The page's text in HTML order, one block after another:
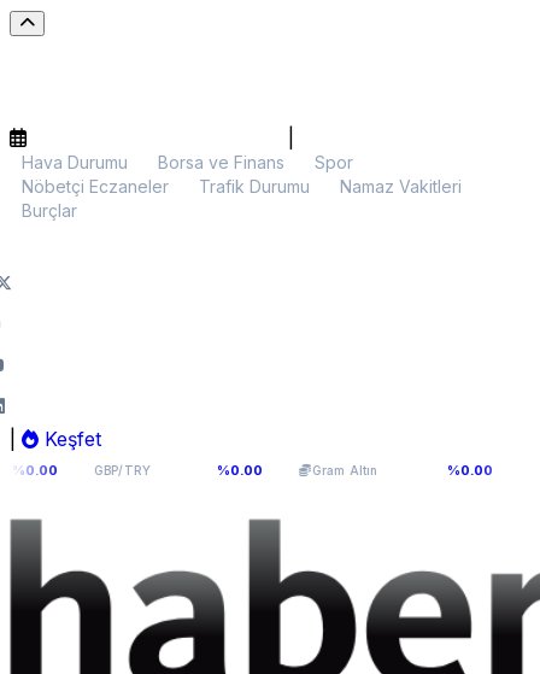
Hava Durumu Borsa ve Finans
Spor
Nöbetçi Eczaneler
Trafik Durumu
Namaz Vakitleri
Burçlar
Keşfet
GBP/TRY64,0893 %0.00 Gram Altın 5.991,33 %0.00 BTC